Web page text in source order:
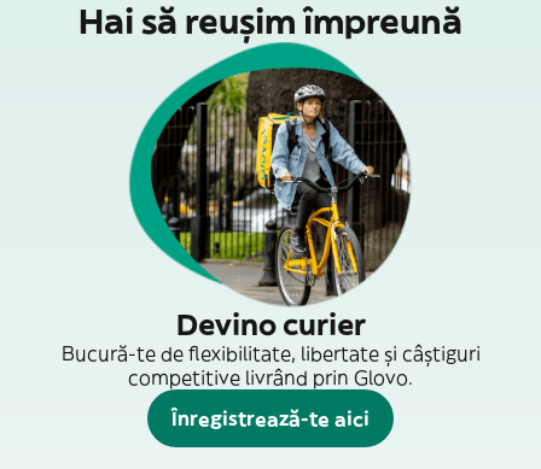
Hai să reușim împreună
Devino curier
Bucură-te de flexibilitate, libertate și câștiguri
competitive livrând prin Glovo.
Înregistrează-te aici